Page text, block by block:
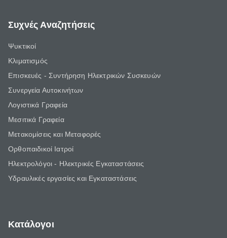
Συχνές Αναζητήσεις
Ψυκτικοί
Κλιματισμός
Επισκευές - Συντήρηση Ηλεκτρικών Συσκευών
Συνεργεία Αυτοκινήτων
Λογιστικά Γραφεία
Μεσιτικά Γραφεία
Μετακομίσεις και Μεταφορές
Ορθοπαιδικοί Ιατροί
Ηλεκτρολόγοι - Ηλεκτρικές Εγκαταστάσεις
Υδραυλικές εργασίες και Εγκαταστάσεις
Κατάλογοι